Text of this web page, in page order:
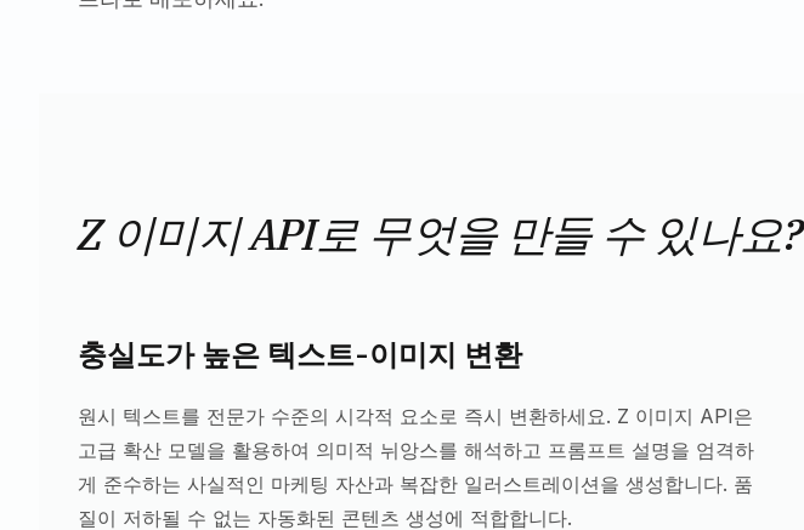
Z 이미지 API로 무엇을 만들 수 있나요?
충실도가 높은 텍스트-이미지 변환
원시 텍스트를 전문가 수준의 시각적 요소로 즉시 변환하세요. Z 이미지 API은
고급 확산 모델을 활용하여 의미적 뉘앙스를 해석하고 프롬프트 설명을 엄격하
게 준수하는 사실적인 마케팅 자산과 복잡한 일러스트레이션을 생성합니다. 품
질이 저하될 수 없는 자동화된 콘텐츠 생성에 적합합니다.